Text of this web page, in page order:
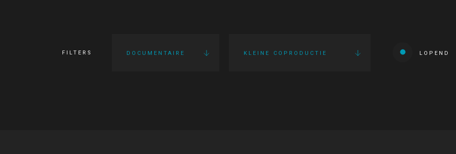
FILTERS DOCUMENTAIRE KLEINE COPRODUCTIE LOPEND